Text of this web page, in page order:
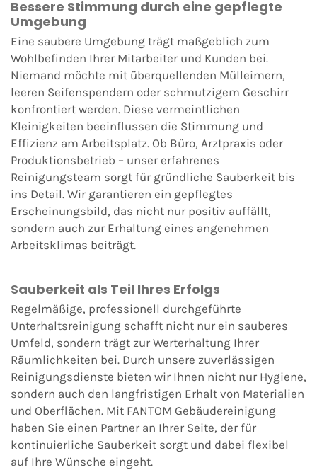
Bessere Stimmung durch eine gepflegte
Umgebung
Eine saubere Umgebung trägt maßgeblich zum
Wohlbefinden Ihrer Mitarbeiter und Kunden bei.
Niemand möchte mit überquellenden Mülleimern,
leeren Seifenspendern oder schmutzigem Geschirr
konfrontiert werden. Diese vermeintlichen
Kleinigkeiten beeinflussen die Stimmung und
Effizienz am Arbeitsplatz. Ob Büro, Arztpraxis oder
Produktionsbetrieb – unser erfahrenes
Reinigungsteam sorgt für gründliche Sauberkeit bis
ins Detail. Wir garantieren ein gepflegtes
Erscheinungsbild, das nicht nur positiv auffällt,
sondern auch zur Erhaltung eines angenehmen
Arbeitsklimas beiträgt.
Sauberkeit als Teil Ihres Erfolgs
Regelmäßige, professionell durchgeführte
Unterhaltsreinigung schafft nicht nur ein sauberes
Umfeld, sondern trägt zur Werterhaltung Ihrer
Räumlichkeiten bei. Durch unsere zuverlässigen
Reinigungsdienste bieten wir Ihnen nicht nur Hygiene,
sondern auch den langfristigen Erhalt von Materialien
und Oberflächen. Mit FANTOM Gebäudereinigung
haben Sie einen Partner an Ihrer Seite, der für
kontinuierliche Sauberkeit sorgt und dabei flexibel
auf Ihre Wünsche eingeht.